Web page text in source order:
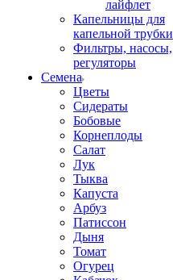
лайфлет
Капельницы для
капельной трубки
Фильтры, насосы,
регуляторы
Семена
Цветы
Сидераты
Бобовые
Корнеплоды
Салат
Лук
Тыква
Капуста
Арбуз
Патиссон
Дыня
Томат
Огурец